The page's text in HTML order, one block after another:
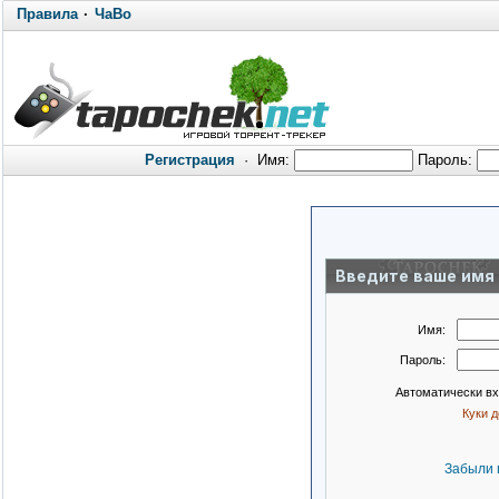
Правила· ЧаВо
Регистрация · Имя: Пароль:
Введите ваше имя
Имя:
Пароль:
Автоматически
Куки
Забыли